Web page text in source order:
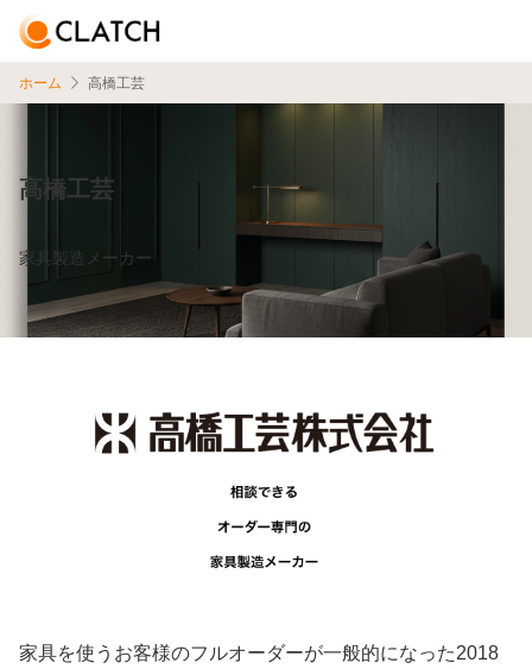
ホーム 高橋工芸
高橋工芸
家具製造メーカー
家具を使うお客様のフルオーダーが一般的になった2018